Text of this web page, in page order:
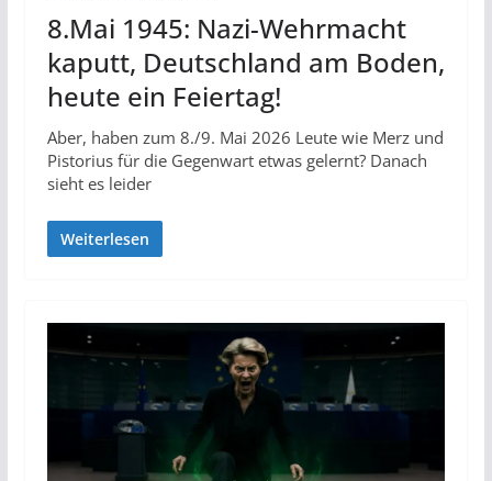
8.Mai 1945: Nazi-Wehrmacht
kaputt, Deutschland am Boden,
heute ein Feiertag!
Aber, haben zum 8./9. Mai 2026 Leute wie Merz und
Pistorius für die Gegenwart etwas gelernt? Danach
sieht es leider
Weiterlesen